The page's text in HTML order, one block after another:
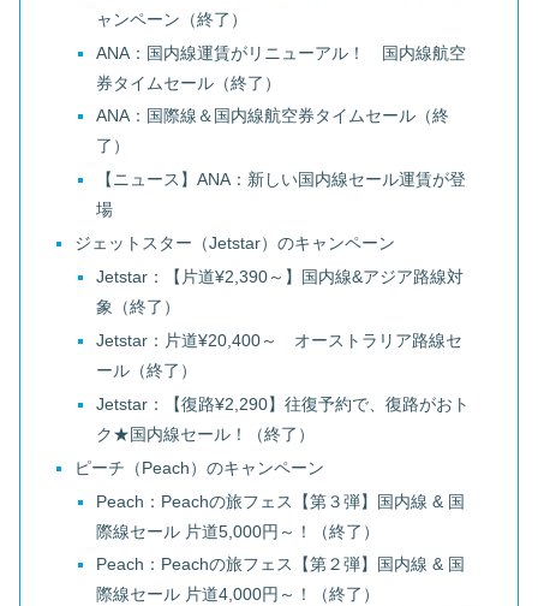
ャンペーン（終了）
ANA：国内線運賃がリニューアル！ 国内線航空
券タイムセール（終了）
ANA：国際線＆国内線航空券タイムセール（終
了）
【ニュース】ANA：新しい国内線セール運賃が登
場
ジェットスター（Jetstar）のキャンペーン
Jetstar：【片道¥2,390～】国内線&アジア路線対
象（終了）
Jetstar：片道¥20,400～ オーストラリア路線セ
ール（終了）
Jetstar：【復路¥2,290】往復予約で、復路がおト
ク★国内線セール！（終了）
ピーチ（Peach）のキャンペーン
Peach：Peachの旅フェス【第３弾】国内線 & 国
際線セール 片道5,000円～！（終了）
Peach：Peachの旅フェス【第２弾】国内線 & 国
際線セール 片道4,000円～！（終了）